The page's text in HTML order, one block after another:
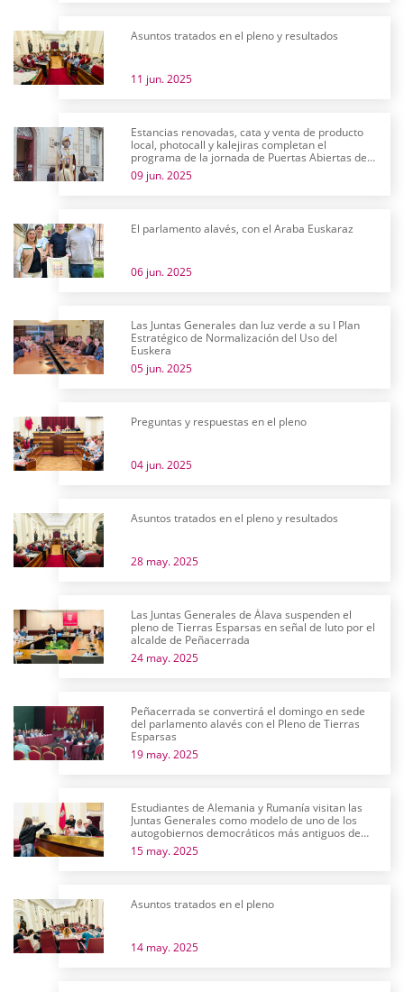
Asuntos tratados en el pleno y resultados
11 jun. 2025
Estancias renovadas, cata y venta de producto
local, photocall y kalejiras completan el
programa de la jornada de Puertas Abiertas de
las Juntas Generales
09 jun. 2025
El parlamento alavés, con el Araba Euskaraz
06 jun. 2025
Las Juntas Generales dan luz verde a su I Plan
Estratégico de Normalización del Uso del
Euskera
05 jun. 2025
Preguntas y respuestas en el pleno
04 jun. 2025
Asuntos tratados en el pleno y resultados
28 may. 2025
Las Juntas Generales de Álava suspenden el
pleno de Tierras Esparsas en señal de luto por el
alcalde de Peñacerrada
24 may. 2025
Peñacerrada se convertirá el domingo en sede
del parlamento alavés con el Pleno de Tierras
Esparsas
19 may. 2025
Estudiantes de Alemania y Rumanía visitan las
Juntas Generales como modelo de uno de los
autogobiernos democráticos más antiguos de
Europa
15 may. 2025
Asuntos tratados en el pleno
14 may. 2025